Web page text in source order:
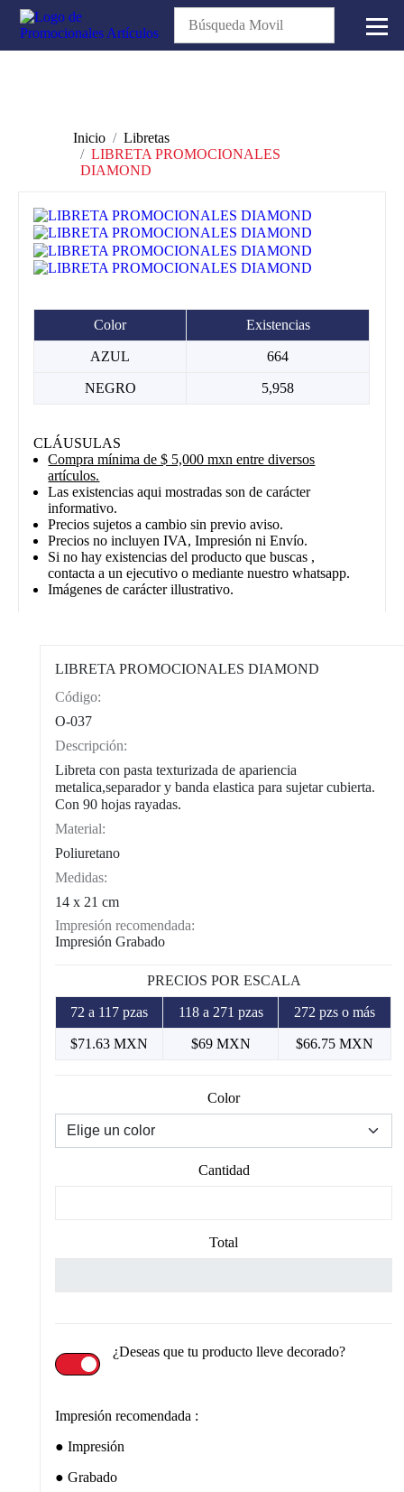
Inicio
Libretas
LIBRETA PROMOCIONALES
DIAMOND
Color Existencias
AZUL 664
NEGRO 5,958
CLÁUSULAS
Compra mínima de $ 5,000 mxn entre diversos
artículos.
Las existencias aqui mostradas son de carácter
informativo.
Precios sujetos a cambio sin previo aviso.
Precios no incluyen IVA, Impresión ni Envío.
Si no hay existencias del producto que buscas ,
contacta a un ejecutivo o mediante nuestro whatsapp.
Imágenes de carácter illustrativo.
LIBRETA PROMOCIONALES DIAMOND
Código:
O-037
Descripción:
Libreta con pasta texturizada de apariencia
metalica,separador y banda elastica para sujetar cubierta.
Con 90 hojas rayadas.
Material:
Poliuretano
Medidas:
14 x 21 cm
Impresión recomendada:
Impresión Grabado
PRECIOS POR ESCALA
72 a 117 pzas 118 a 271 pzas 272 pzs o más
$71.63 MXN $69 MXN $66.75 MXN
Color
Cantidad
Total
¿Deseas que tu producto lleve decorado?
Impresión recomendada :
Impresión
Grabado